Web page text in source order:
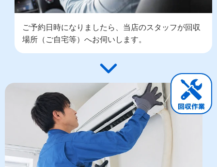
ご予約日時になりましたら、当店のスタッフが回収
場所（ご自宅等）へお伺いします。